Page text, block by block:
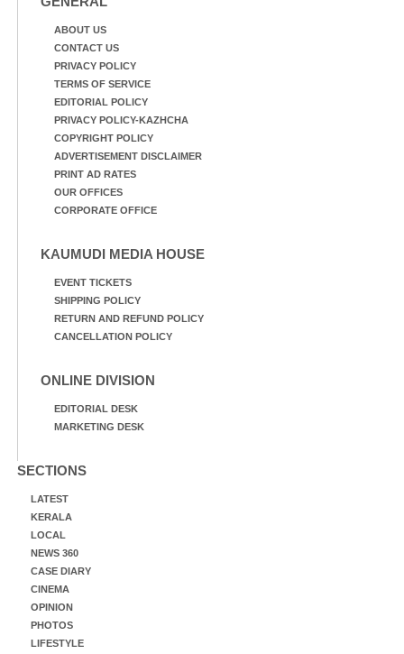
ABOUT US
CONTACT US
PRIVACY POLICY
TERMS OF SERVICE
EDITORIAL POLICY
PRIVACY POLICY-KAZHCHA
COPYRIGHT POLICY
ADVERTISEMENT DISCLAIMER
PRINT AD RATES
OUR OFFICES
CORPORATE OFFICE
KAUMUDI MEDIA HOUSE
EVENT TICKETS
SHIPPING POLICY
RETURN AND REFUND POLICY
CANCELLATION POLICY
ONLINE DIVISION
EDITORIAL DESK
MARKETING DESK
SECTIONS
LATEST
KERALA
LOCAL
NEWS 360
CASE DIARY
CINEMA
OPINION
PHOTOS
LIFESTYLE